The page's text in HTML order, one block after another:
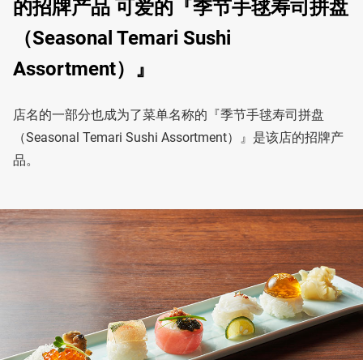
的招牌产品 可爱的『季节手毬寿司拼盘
（Seasonal Temari Sushi
Assortment）』
店名的一部分也成为了菜单名称的『季节手毬寿司拼盘
（Seasonal Temari Sushi Assortment）』是该店的招牌产
品。